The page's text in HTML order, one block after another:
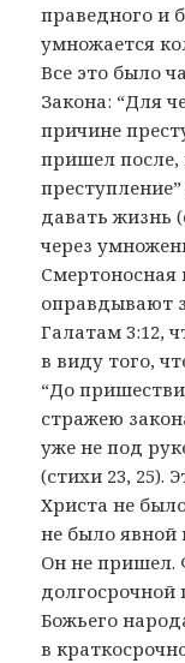
праведного и
умножается
Все это было
Закона: “Для
причине
пришел
давать жизнь
через
Смертоносная
оправдывают
Галатам 3:12,
в виду того,
“До
стражею
уже не под
(стихи 23, 25).
Христа не
не было явной
Он не пришел.
долгосрочной
Божьего
в